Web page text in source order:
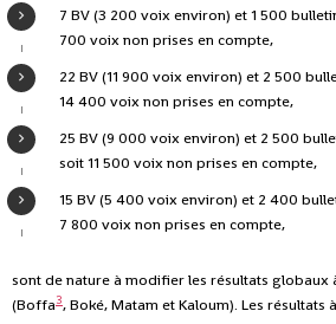
7 BV (3 200 voix environ) et 1 500
700 voix non prises en compte,
22 BV (11 900 voix environ) et 2 500
14 400 voix non prises en compte,
25 BV (9 000 voix environ) et 2 500
soit 11 500 voix non prises en compte,
15 BV (5 400 voix environ) et 2 400
7 800 voix non prises en compte,
sont de nature à modifier les résultats
(Boffa3, Boké, Matam et Kaloum). Les résultats